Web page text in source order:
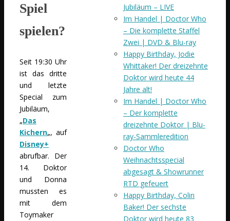
Spiel
spielen?
Seit 19:30 Uhr
ist das dritte
und letzte
Special zum
Jubiläum,
„Das
Kichern„, auf
Disney+
abrufbar. Der
14. Doktor
und Donna
mussten es
mit dem
Toymaker
Jubiläum – LIVE
Im Handel | Doctor Who
– Die komplette Staffel
Zwei | DVD & Blu-ray
Happy Birthday, Jodie
Whittaker! Der dreizehnte
Doktor wird heute 44
Jahre alt!
Im Handel | Doctor Who
– Der komplette
dreizehnte Doktor | Blu-
ray-Sammleredition
Doctor Who
Weihnachtsspecial
abgesagt & Showrunner
RTD gefeuert
Happy Birthday, Colin
Baker! Der sechste
Doktor wird heute 83